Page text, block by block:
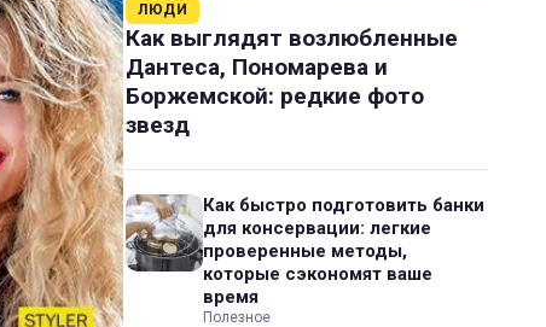
ЛЮДИ
Как выглядят возлюбленные
Дантеса, Пономарева и
Боржемской: редкие фото
звезд
Как быстро подготовить банки
для консервации: легкие
проверенные методы,
которые сэкономят ваше
время
Полезное